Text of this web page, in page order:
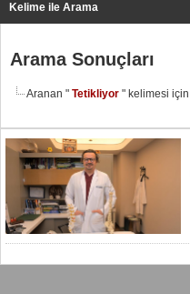
Kelime ile Arama
Arama Sonuçları
Aranan " Tetikliyor " kelimesi için